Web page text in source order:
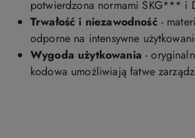
potwierdzona normami SKG*** i
Trwałość i niezawodność -
odporne na intensywne
Wygoda użytkowania -
kodowa umożliwiają łatwe